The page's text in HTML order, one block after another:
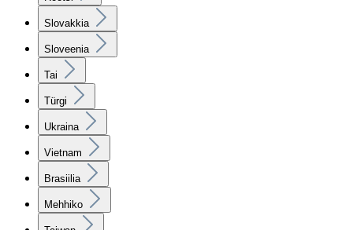
Slovakkia
Sloveenia
Tai
Türgi
Ukraina
Vietnam
Brasiilia
Mehhiko